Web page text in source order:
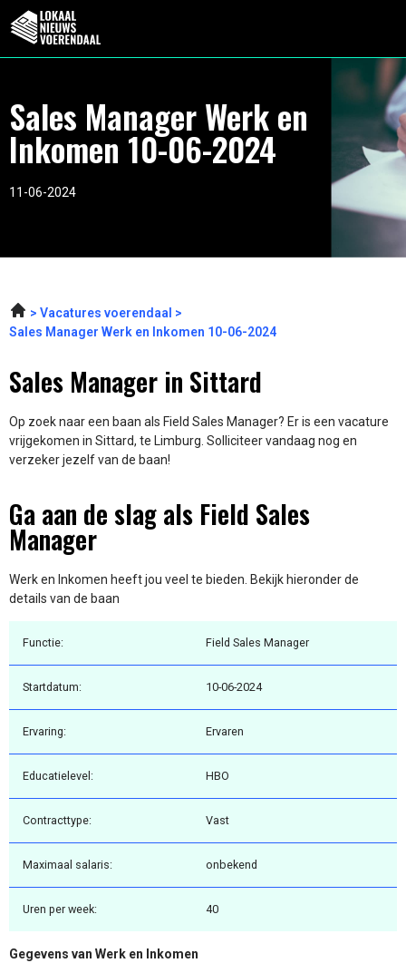
Sales Manager Werk en
Inkomen 10-06-2024
11-06-2024
Vacatures voerendaal
Sales Manager Werk en Inkomen 10-06-2024
Sales Manager in Sittard
Op zoek naar een baan als Field Sales Manager? Er is een vacature
vrijgekomen in Sittard, te Limburg. Solliciteer vandaag nog en
verzeker jezelf van de baan!
Ga aan de slag als Field Sales
Manager
Werk en Inkomen heeft jou veel te bieden. Bekijk hieronder de
details van de baan
Functie: Field Sales Manager
Startdatum: 10-06-2024
Ervaring: Ervaren
Educatielevel: HBO
Contracttype: Vast
Maximaal salaris: onbekend
Uren per week: 40
Gegevens van Werk en Inkomen